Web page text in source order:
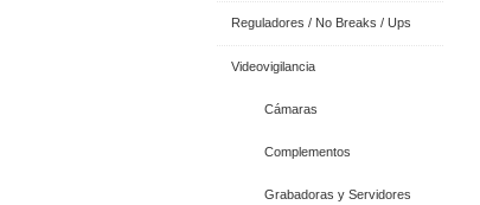
Reguladores / No Breaks / Ups
Videovigilancia
Cámaras
Complementos
Grabadoras y Servidores